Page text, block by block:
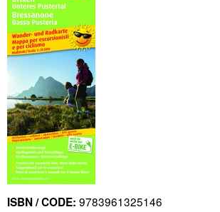
ISBN / CODE: 9783961325146